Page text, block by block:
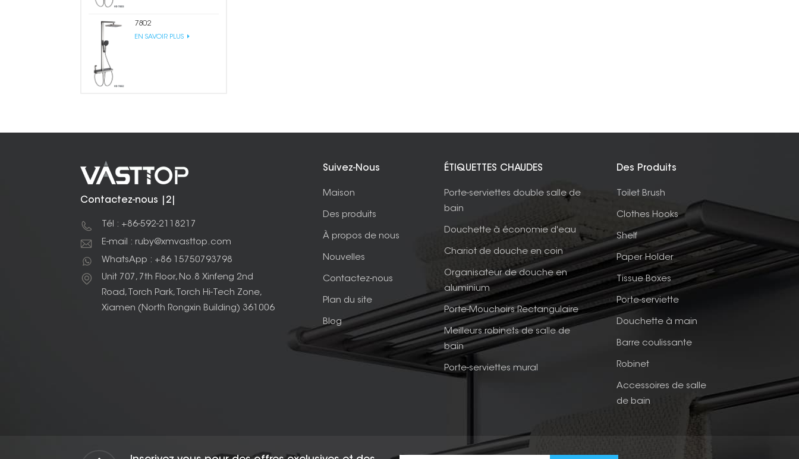
7802
EN SAVOIR PLUS
Contactez-nous |2|
Tél : +86-592-2118217
E-mail : ruby@xmvasttop.com
WhatsApp : +86 15750793798
Unit 707, 7th Floor, No.8 Xinfeng 2nd
Road, Torch Park, Torch Hi-Tech Zone,
Xiamen (North Rongxin Building) 361006
Suivez-Nous
Maison
Des produits
À propos de nous
Nouvelles
Contactez-nous
Plan du site
Blog
ÉTIQUETTES CHAUDES
Porte-serviettes double salle de
bain
Douchette à économie d'eau
Chariot de douche en coin
Organisateur de douche en
aluminium
Porte-Mouchoirs Rectangulaire
Meilleurs robinets de salle de
bain
Porte-serviettes mural
Des Produits
Toilet Brush
Clothes Hooks
Shelf
Paper Holder
Tissue Boxes
Porte-serviette
Douchette à main
Barre coulissante
Robinet
Accessoires de salle
de bain